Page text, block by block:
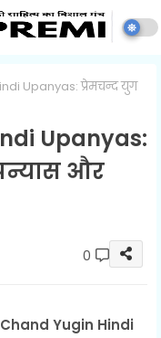
Upanyas: प्रेमचन्द युग
Upanyas:
और
0
Yugin Hindi